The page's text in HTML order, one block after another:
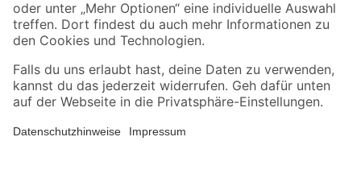
Alle Preisangaben in EUR inkl. gesetzl. MwSt.. Die dargestellten Angebote sind unter
Umständen nicht in allen Märkten verfügbar. Die angegebenen Verfügbarkeiten beziehen
Produkte nur solange der Vorrat reicht.
*Paketversand ab 59 € versandkostenfrei, gilt nicht für Artikel mit Speditionsversand, hier